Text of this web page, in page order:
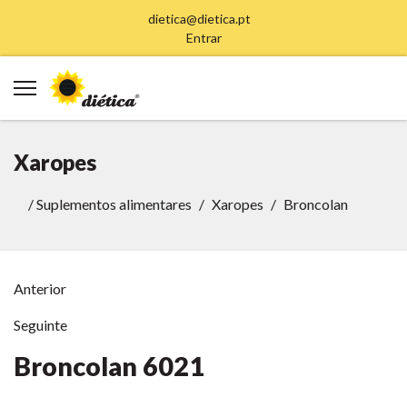
dietica@dietica.pt
Entrar
Xaropes
/Suplementos alimentares Xaropes Broncolan
Anterior
Seguinte
Broncolan 6021